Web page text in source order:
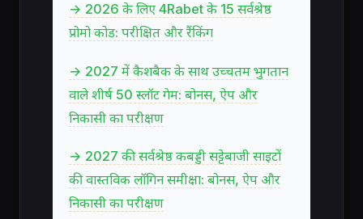
→ 2026 के लिए 4Rabet के 15 सर्वश्रेष्ठ
प्रोमो कोड: परीक्षित और रैंकिंग
→ 2027 में कैशबैक के साथ उच्चतम भुगतान
वाले शीर्ष 50 स्लॉट गेम: बोनस, ऐप और
निकासी का परीक्षण
→ 2027 की सर्वश्रेष्ठ कबड्डी सट्टेबाजी साइटों
की वास्तविक लॉगिन समीक्षा: बोनस, ऐप और
निकासी का परीक्षण